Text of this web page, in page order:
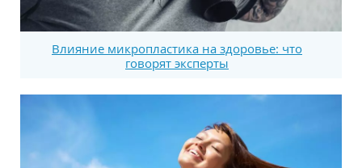
Влияние микропластика на здоровье: что
говорят эксперты